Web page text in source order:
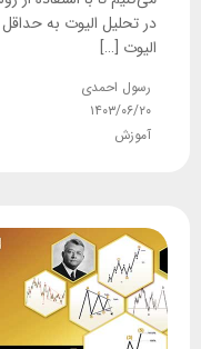
در تحلیل الیوت به
الیوت […]
رسول احمدی
۱۴۰۳/۰۶/۲۰
آموزش